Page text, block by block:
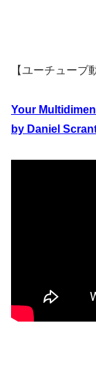
【ユーチューブ
Your
by Daniel